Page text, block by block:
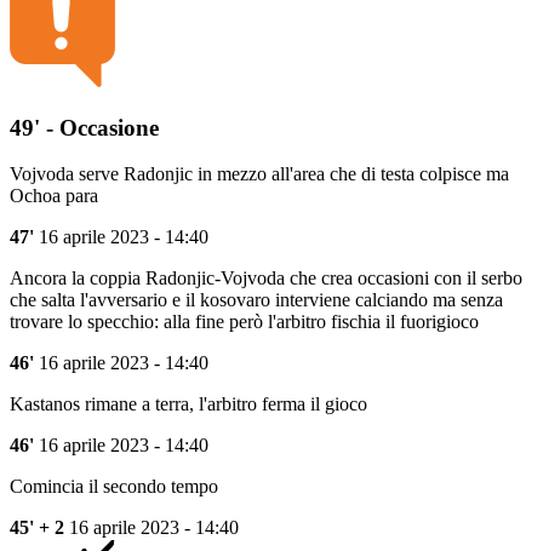
49' - Occasione
Vojvoda serve Radonjic in mezzo all'area che di testa colpisce ma
Ochoa para
47' 16 aprile 2023 - 14:40
Ancora la coppia Radonjic-Vojvoda che crea occasioni con il serbo
che salta l'avversario e il kosovaro interviene calciando ma senza
trovare lo specchio: alla fine però l'arbitro fischia il fuorigioco
46' 16 aprile 2023 - 14:40
Kastanos rimane a terra, l'arbitro ferma il gioco
46' 16 aprile 2023 - 14:40
Comincia il secondo tempo
45' + 2 16 aprile 2023 - 14:40